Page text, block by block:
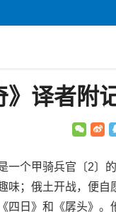
》译者附
个甲骑兵官〔2〕
味；俄土开战，便自
四日》和《孱头》。